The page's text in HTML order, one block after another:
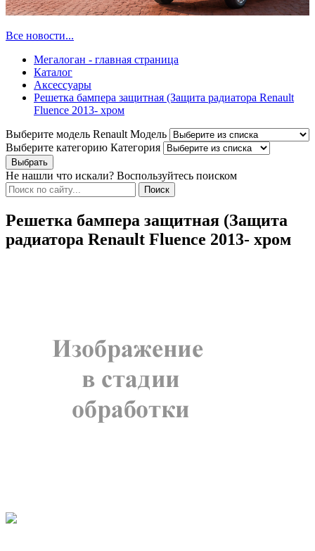
Все новости...
Мегалоган - главная страница
Каталог
Аксессуары
Решетка бампера защитная (Защита радиатора Renault
Fluence 2013- хром
Выберите модель Renault Модель
Выберите категорию Категория
Не нашли что искали? Воспользуйтесь поиском
Решетка бампера защитная (Защита
радиатора Renault Fluence 2013- хром